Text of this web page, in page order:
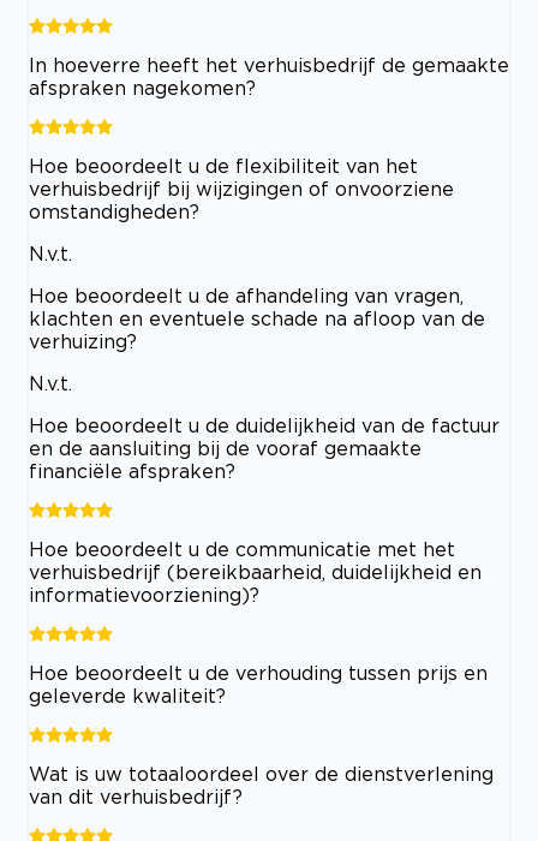
In hoeverre heeft het verhuisbedrijf de gemaakte
afspraken nagekomen?
Hoe beoordeelt u de flexibiliteit van het
verhuisbedrijf bij wijzigingen of onvoorziene
omstandigheden?
N.v.t.
Hoe beoordeelt u de afhandeling van vragen,
klachten en eventuele schade na afloop van de
verhuizing?
N.v.t.
Hoe beoordeelt u de duidelijkheid van de factuur
en de aansluiting bij de vooraf gemaakte
financiële afspraken?
Hoe beoordeelt u de communicatie met het
verhuisbedrijf (bereikbaarheid, duidelijkheid en
informatievoorziening)?
Hoe beoordeelt u de verhouding tussen prijs en
geleverde kwaliteit?
Wat is uw totaaloordeel over de dienstverlening
van dit verhuisbedrijf?